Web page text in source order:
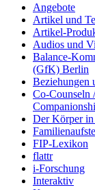
Angebote
Artikel und
Artikel-
Audios und
Balance-
(GfK) Berlin
Beziehungen
Co-Counseln
Der Körper in
FIP-Lexikon
flattr
i-Forschung
Interaktiv